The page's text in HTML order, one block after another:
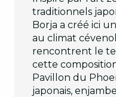
traditionnels
Borja a créé ici
au climat
rencontrent le
cette
Pavillon du
japonais,